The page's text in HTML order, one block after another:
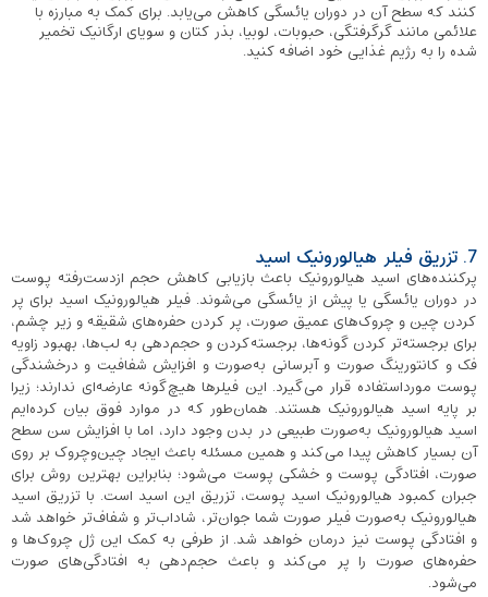
کنند که سطح آن در دوران یائسگی کاهش می‌یابد. برای کمک به مبارزه با
علائمی مانند گرگرفتگی، حبوبات، لوبیا، بذر کتان و سویای ارگانیک تخمیر
شده را به رژیم غذایی خود اضافه کنید.
7. تزریق فیلر هیالورونیک اسید
پرکننده‌های اسید هیالورونیک باعث بازیابی کاهش حجم ازدست‌رفته پوست
در دوران یائسگی یا پیش از یائسگی می‌شوند. فیلر هیالورونیک اسید برای پر
کردن چین و چروک‌های عمیق صورت، پر کردن حفره‌های شقیقه و زیر چشم،
برای برجسته‌تر کردن گونه‌ها، برجسته‌کردن و حجم‌دهی به لب‌ها، بهبود زاویه
فک و کانتورینگ صورت و آبرسانی به‌صورت و افزایش شفافیت و درخشندگی
پوست مورداستفاده قرار می‌گیرد. این فیلرها هیچ‌گونه عارضه‌ای ندارند؛ زیرا
بر پایه اسید هیالورونیک هستند. همان‌طور که در موارد فوق بیان کرده‌ایم
اسید هیالورونیک به‌صورت طبیعی در بدن وجود دارد، اما با افزایش سن سطح
آن بسیار کاهش پیدا می‌کند و همین مسئله باعث ایجاد چین‌وچروک بر روی
صورت، افتادگی پوست و خشکی پوست می‌شود؛ بنابراین بهترین روش برای
جبران کمبود هیالورونیک اسید پوست، تزریق این اسید است. با تزریق اسید
هیالورونیک به‌صورت فیلر صورت شما جوان‌تر، شاداب‌تر و شفاف‌تر خواهد شد
و افتادگی پوست نیز درمان خواهد شد. از طرفی به کمک این ژل چروک‌ها و
حفره‌های صورت را پر می‌کند و باعث حجم‌دهی به افتادگی‌های صورت
می‌شود.